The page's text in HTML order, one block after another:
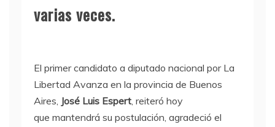
varias veces.
El primer candidato a diputado nacional por La
Libertad Avanza en la provincia de Buenos
Aires, José Luis Espert, reiteró hoy
que mantendrá su postulación, agradeció el